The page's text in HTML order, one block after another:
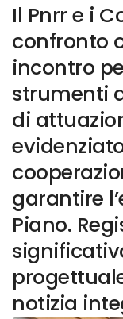
Il Pnrr e i
confronto
incontro
strumenti
di
garantire
Piano.
notizia